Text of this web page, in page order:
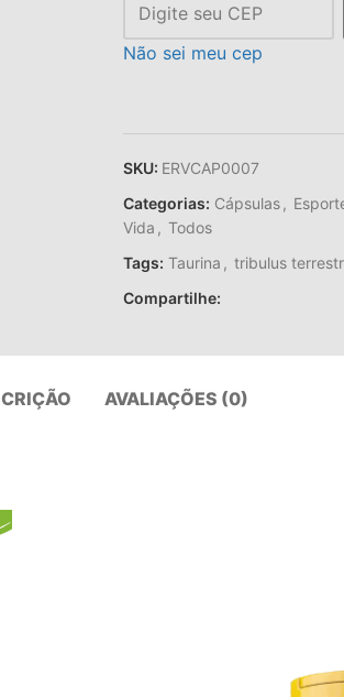
Não sei meu cep
SKU: ERVCAP0007
Categorias: Cápsulas ,
Vida , Todos
Tags: Taurina , tribulus
Compartilhe:
AVALIAÇÕES (0)